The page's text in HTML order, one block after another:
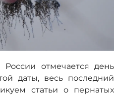
отмечается день
даты, весь последний
статьи о пернатых